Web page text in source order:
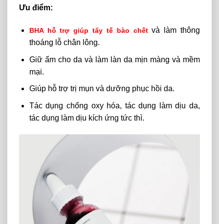
Ưu điểm:
BHA hỗ trợ giúp tẩy tế bào chết và làm thông
thoáng lỗ chân lông.
Giữ ẩm cho da và làm làn da mịn màng và mềm
mại.
Giúp hỗ trợ trị mụn và dưỡng phục hồi da.
Tác dụng chống oxy hóa, tác dụng làm dịu da,
tác dụng làm dịu kích ứng tức thì.